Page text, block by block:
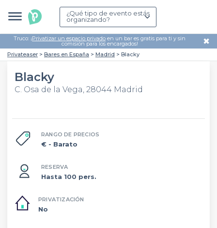
¿Qué tipo de evento estás
organizando?
Truco: ¡Privatizar un espacio privado en un bar es gratis para ti y sin
comisión para los encargados! ✖
Privateaser Bares en España Madrid Blacky
Blacky
C. Osa de la Vega, 28044 Madrid
RANGO DE PRECIOS
€ - Barato
RESERVA
Hasta 100 pers.
PRIVATIZACIÓN
No